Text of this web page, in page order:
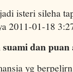
isteri sileha
2011-01-18
dan
yg